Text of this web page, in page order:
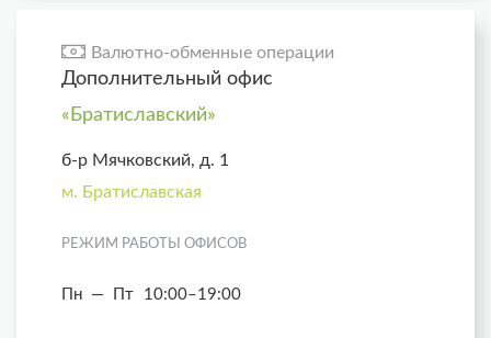
Валютно-обменные операции
Дополнительный офис
«Братиславский»
б-р Мячковский, д. 1
м. Братиславская
РЕЖИМ РАБОТЫ ОФИСОВ
Пн — Пт 10:00–19:00